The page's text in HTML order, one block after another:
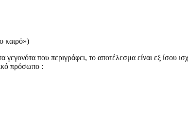
γεγονότα που περιγράφει, το αποτέλεσμα είναι εξ ίσου
πρόσωπο :